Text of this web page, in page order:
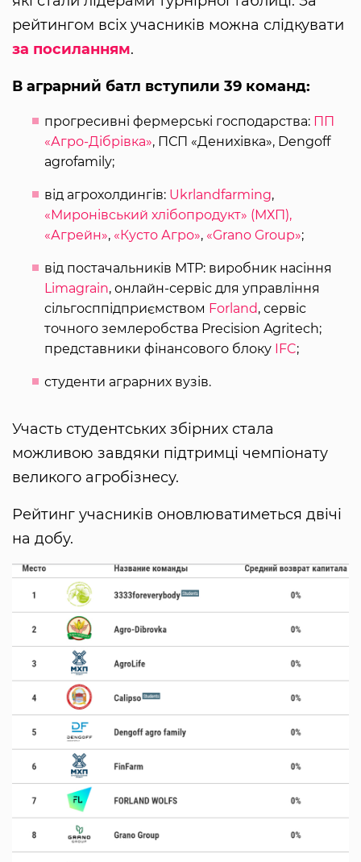
рейтингом всіх учасників можна слідкувати
за посиланням.
В аграрний батл вступили 39 команд:
прогресивні фермерські господарства: ПП
«Агро-Дібрівка», ПСП «Денихівка», Dengoff
agrofamily;
від агрохолдингів: Ukrlandfarming,
«Миронівський хлібопродукт» (МХП),
«Агрейн», «Кусто Агро», «Grano Group»;
від постачальників МТР: виробник насіння
Limagrain, онлайн-сервіс для управління
сільгосппідприємством Forland, сервіс
точного землеробства Precision Agritech;
представники фінансового блоку
IFC;
студенти аграрних вузів.
Участь студентських збірних стала
можливою завдяки підтримці чемпіонату
великого агробізнесу.
Рейтинг учасників оновлюватиметься двічі
на добу.